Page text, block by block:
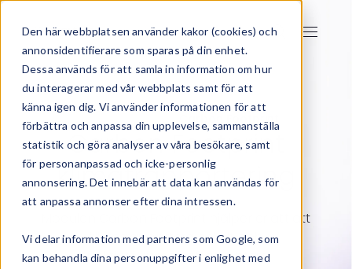
Den här webbplatsen använder kakor (cookies) och
annonsidentifierare som sparas på din enhet.
Dessa används för att samla in information om hur
du interagerar med vår webbplats samt för att
känna igen dig. Vi använder informationen för att
förbättra och anpassa din upplevelse, sammanställa
statistik och göra analyser av våra besökare, samt
för personanpassad och icke-personlig
annonsering. Det innebär att data kan användas för
att anpassa annonser efter dina intressen.
Vi delar information med partners som Google, som
kan behandla dina personuppgifter i enlighet med
Start Visma Net Carbon Footprint
Carbon Footprint
klimatrapportering
Modulen Carbon Footprint hjälper er att att
klimatrapportera enkelt och
effektivt i Vismas affärssystem.